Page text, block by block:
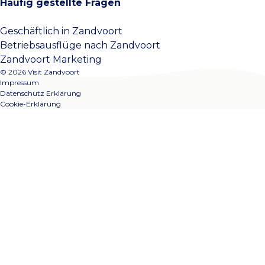
Häufig gestellte Fragen
Geschäftlich in Zandvoort
Betriebsausflüge nach Zandvoort
Zandvoort Marketing
© 2026 Visit Zandvoort
Impressum
Datenschutz Erklarung
Cookie-Erklärung